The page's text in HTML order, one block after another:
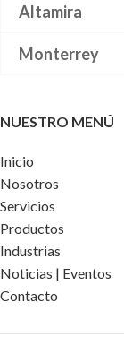
Altamira
Monterrey
NUESTRO MENÚ
Inicio
Nosotros
Servicios
Productos
Industrias
Noticias | Eventos
Contacto